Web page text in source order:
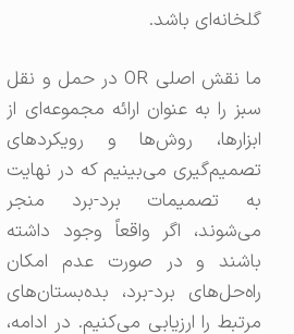
گلخانه‌ای باشد.
ما نقش اصلی OR در حمل و نقل
سبز را به عنوان ارائه مجموعه‌ای از
ابزارها، روش‌ها و رویکردهای
تصمیم‌گیری می‌بینیم که در نهایت
به تصمیمات برد-برد منجر
می‌شوند، اگر واقعاً وجود داشته
باشند و در صورت عدم امکان
راه‌حل‌های برد-برد، بده‌بستان‌های
مرتبط را ارزیابی می‌کنیم. در ادامه،